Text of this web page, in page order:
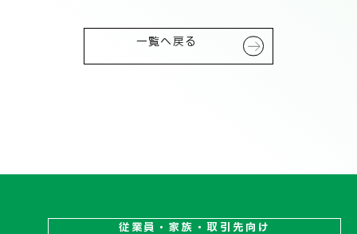
電子公告
お知らせ
一覧へ戻る
従業員・家族・取引先向け